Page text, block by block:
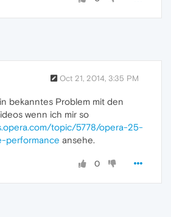
Oct 21, 2014, 3:35 PM
bekanntes Problem mit den
wenn ich mir so
topic/5778/opera-25-
performance ansehe.
0